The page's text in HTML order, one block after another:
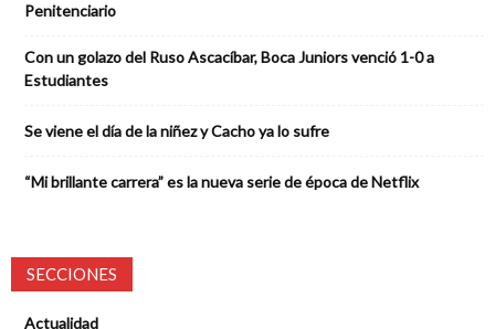
Penitenciario
Con un golazo del Ruso Ascacíbar, Boca Juniors venció 1-0 a
Estudiantes
Se viene el día de la niñez y Cacho ya lo sufre
“Mi brillante carrera” es la nueva serie de época de Netflix
SECCIONES
Actualidad